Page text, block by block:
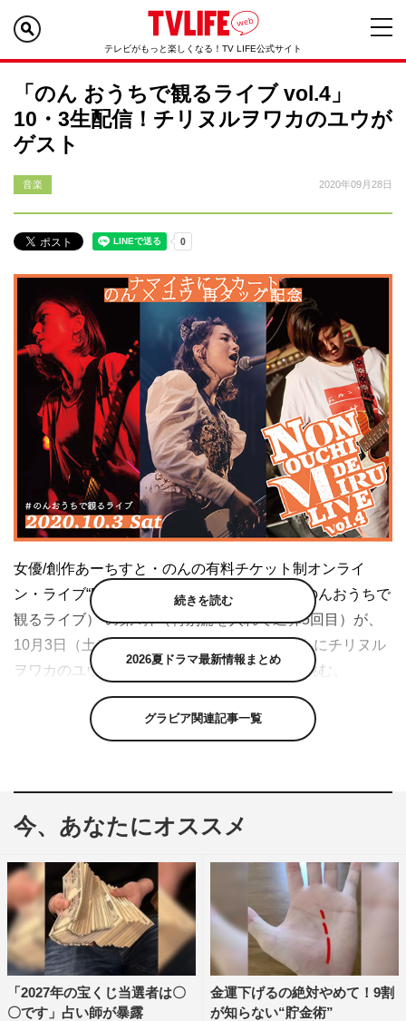
テレビがもっと楽しくなる！TV LIFE公式サイト
「のん おうちで観るライブ vol.4」
10・3生配信！チリヌルヲワカのユウが
ゲスト
音楽 2020年09月28日
女優/創作あーちすと・のんの有料チケット制オンライ
ン・ライブ“NON OUCHI DE MIRU LIVE（＃のんおうちで
観るライブ）”の第4弾（特別篇を入れて通算5回目）が、
10月3日（土）に配信決定。スペシャルゲストにチリヌル
ヲワカのユウを招き、バトル形式のライブに挑む。
今回のゲストであるユウ（チリヌルヲワカ、
ex.GO!GO!7188）は、中学生時代にGO!GO!7188 のコピー
となる。
続きを読む
2026夏ドラマ最新情報まとめ
グラビア関連記事一覧
今、あなたにオススメ
「2027年の宝くじ当選者は〇
〇です」占い師が暴露
金運下げるの絶対やめて！9割
が知らない“貯金術”